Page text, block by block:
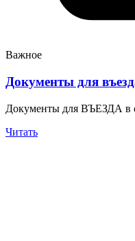
Важное
Документы для
Документы для ВЪЕЗДА в
Читать